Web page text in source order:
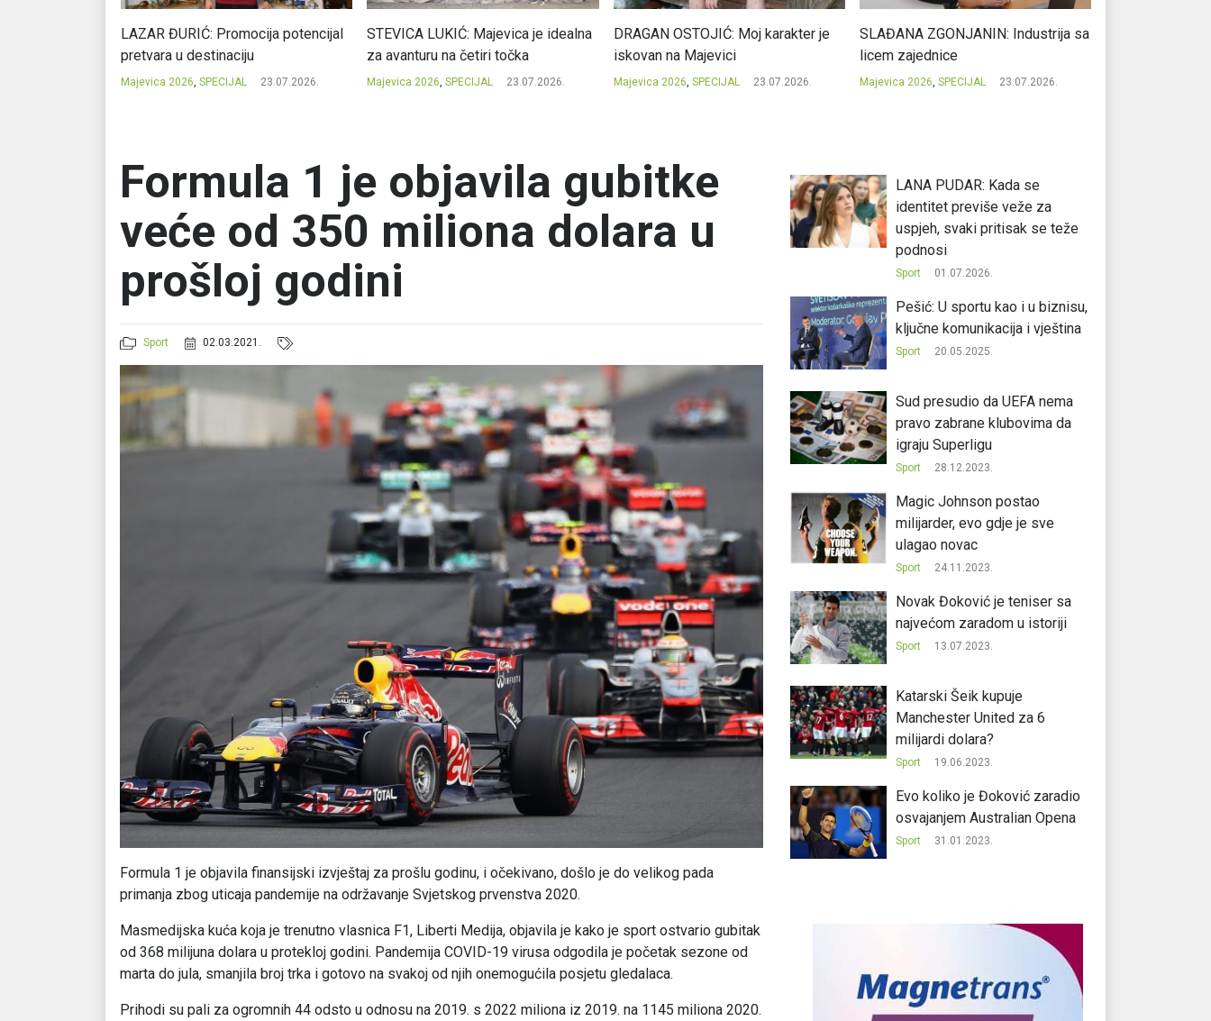
LAZAR ĐURIĆ: Promocija potencijal
pretvara u destinaciju
Majevica 2026, SPECIJAL 23.07.2026.
STEVICA LUKIĆ: Majevica je idealna
za avanturu na četiri točka
Majevica 2026, SPECIJAL 23.07.2026.
DRAGAN OSTOJIĆ: Moj karakter je
iskovan na Majevici
Majevica 2026, SPECIJAL 23.07.2026.
SLAĐANA ZGONJANIN: Industrija sa
licem zajednice
Majevica 2026, SPECIJAL 23.07.2026.
Formula 1 je objavila gubitke
veće od 350 miliona dolara u
prošloj godini
Sport 02.03.2021.
Formula 1 je objavila finansijski izvještaj za prošlu godinu, i očekivano, došlo je do velikog pada
primanja zbog uticaja pandemije na održavanje Svjetskog prvenstva 2020.
Masmedijska kuća koja je trenutno vlasnica F1, Liberti Medija, objavila je kako je sport ostvario gubitak
od 368 milijuna dolara u protekloj godini. Pandemija COVID-19 virusa odgodila je početak sezone od
marta do jula, smanjila broj trka i gotovo na svakoj od njih onemogućila posjetu gledalaca.
Prihodi su pali za ogromnih 44 odsto u odnosu na 2019. s 2022 miliona iz 2019. na 1145 miliona 2020.
LANA PUDAR: Kada se
identitet previše veže za
uspjeh, svaki pritisak se teže
podnosi
Sport 01.07.2026.
Pešić: U sportu kao i u biznisu,
ključne komunikacija i vještina
Sport 20.05.2025.
Sud presudio da UEFA nema
pravo zabrane klubovima da
igraju Superligu
Sport 28.12.2023.
Magic Johnson postao
milijarder, evo gdje je sve
ulagao novac
Sport 24.11.2023.
Novak Đoković je teniser sa
najvećom zaradom u istoriji
Sport 13.07.2023.
Katarski Šeik kupuje
Manchester United za 6
milijardi dolara?
Sport 19.06.2023.
Evo koliko je Đoković zaradio
osvajanjem Australian Opena
Sport 31.01.2023.